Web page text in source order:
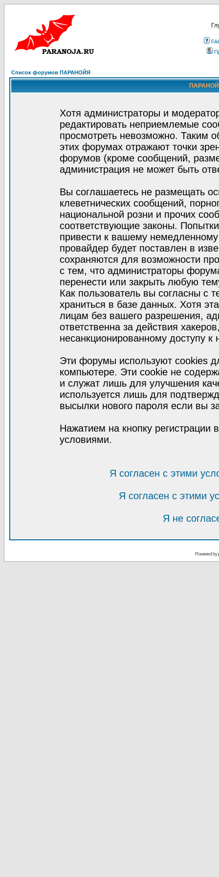
Список форумов ПАРАНОЙЯ
Хотя администраторы и
редактировать неприемлемые
просмотреть невозможно. Таким
этих форумах отражают точки
форумов (кроме сообщений,
администрация не может быть
Вы соглашаетесь не размещать
клеветнических сообщений,
национальной розни и прочих
соответствующие законы.
привести к вашему
провайдер будет поставлен в
сохраняются для возможности
с тем, что администраторы
перенести или закрыть любую
Как пользователь вы согласны с
храниться в базе данных. Хотя
лицам без вашего разрешения,
ответственна за действия
несанкционированному доступу к
Эти форумы используют cookies
компьютере. Эти cookie не
и служат лишь для улучшения
используется лишь для
высылки нового пароля если вы
Нажатием на кнопку регистрации
условиями.
Я согласен с этими
Я согласен с этими
Я не
Powered by